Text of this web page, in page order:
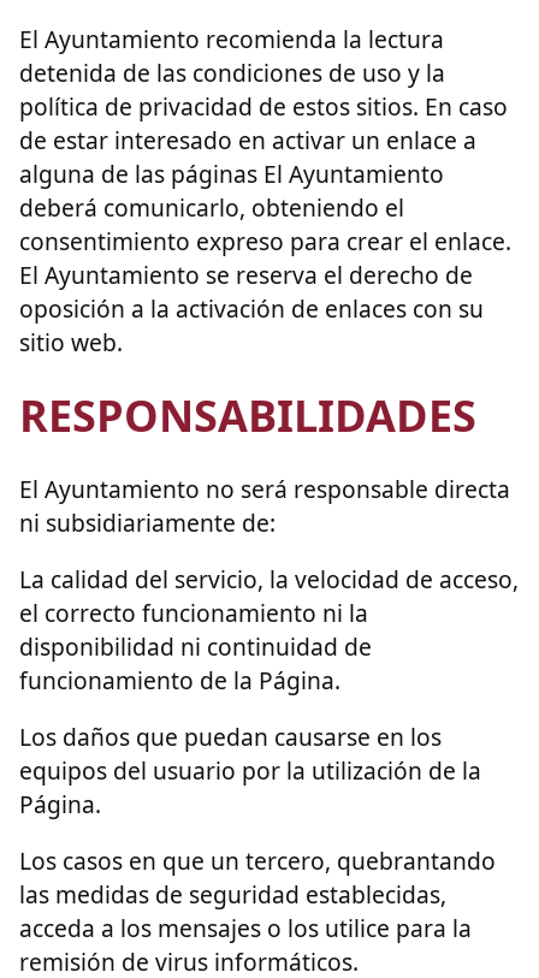
El Ayuntamiento recomienda la lectura
detenida de las condiciones de uso y la
política de privacidad de estos sitios. En caso
de estar interesado en activar un enlace a
alguna de las páginas El Ayuntamiento
deberá comunicarlo, obteniendo el
consentimiento expreso para crear el enlace.
El Ayuntamiento se reserva el derecho de
oposición a la activación de enlaces con su
sitio web.
RESPONSABILIDADES
El Ayuntamiento no será responsable directa
ni subsidiariamente de:
La calidad del servicio, la velocidad de acceso,
el correcto funcionamiento ni la
disponibilidad ni continuidad de
funcionamiento de la Página.
Los daños que puedan causarse en los
equipos del usuario por la utilización de la
Página.
Los casos en que un tercero, quebrantando
las medidas de seguridad establecidas,
acceda a los mensajes o los utilice para la
remisión de virus informáticos.